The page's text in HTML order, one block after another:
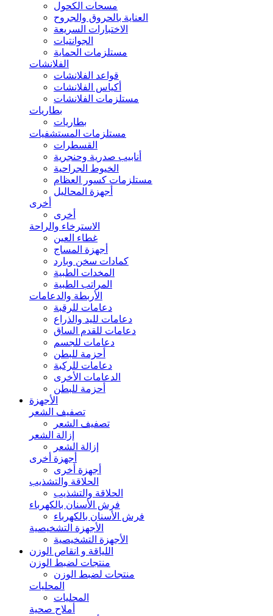
مسحات الكحول
العناية بالحروق والجروح
الاختبارات السريعة
الجوانتيات
مستلزمات الحماية
الفلانشات
قواعد الفلانشات
أكياس الفلانشات
مستلزمات الفلانشات
بطاريات
بطاريات
مستلزمات المستشفيات
القسطرات
أنابيب صدرية وحنجرية
الخيوط الجراحية
مستلزمات كسور العظام
أجهزة المحاليل
أخرى
أخرى
الاسترخاء والراحة
غطاء العين
أجهزة المساج
كمادات سخن وبارد
المخدات الطبية
المراتب الطبية
الأربطة والدعامات
دعامات للرقبة
دعامات لليد والذراع
دعامات للقدم الساق
دعامات للجسم
أحزمة للبطن
دعامات للركبة
الدعامات الأخرى
أحزمة للبطن
الأجهزة
تصفيف الشعر
تصفيف الشعر
إزالة الشعر
إزالة الشعر
أجهزة أخرى
أجهزة أخرى
الحلاقة والتشذيب
الحلاقة والتشذيب
فرش الأسنان بالكهرباء
فرش الأسنان بالكهرباء
الأجهزة التشخيصية
الأجهزة التشخيصية
اللياقة و انقاص الوزن
منتجات لضبط الوزن
منتجات لضبط الوزن
المحليات
المحليات
أملاح صحية